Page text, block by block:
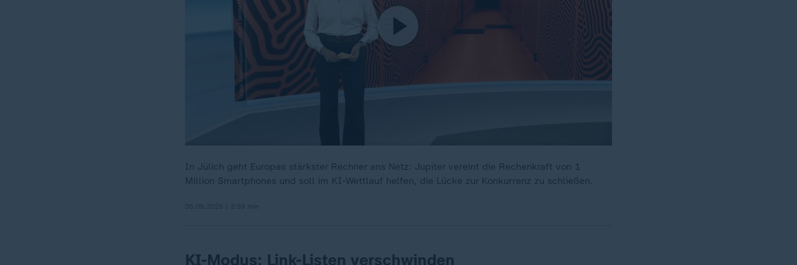
In Jülich geht Europas stärkster Rechner ans Netz: Jupiter vereint die Rechenkraft von 1
Million Smartphones und soll im KI-Wettlauf helfen, die Lücke zur Konkurrenz zu schließen.
KI-Modus: Link-Listen verschwinden